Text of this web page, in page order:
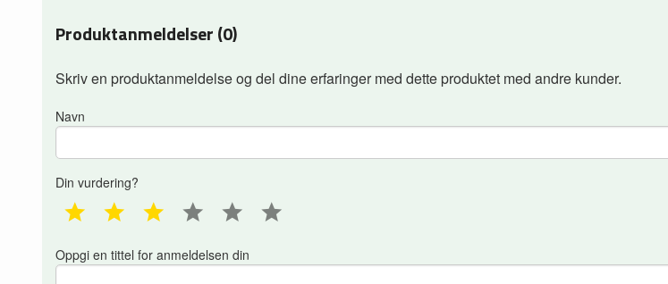
Produktanmeldelser (0)
Skriv en produktanmeldelse og del dine erfaringer med dette produktet med andre kunder.
Navn
Din vurdering?
1 star 2 star 3 star 4 star 5 star
Oppgi en tittel for anmeldelsen din